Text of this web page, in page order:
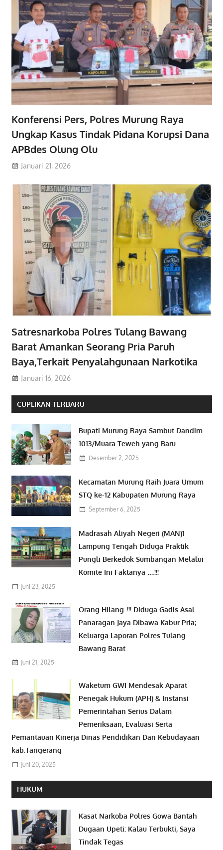
Konferensi Pers, Polres Murung Raya
Ungkap Kasus Tindak Pidana Korupsi Dana
APBdes Olung Olu
Januari 21, 2026
Satresnarkoba Polres Tulang Bawang
Barat Amankan Seorang Pria Paruh
Baya,Terkait Penyalahgunaan Narkotika
Januari 16, 2026
CUPLIKAN TERBARU
Bupati Murung Raya Sambut Dandim
1013/Muara Teweh yang Baru
Desember 2, 2025
Kecamatan Murung Raih Juara Umum
STQ ke-12 Kabupaten Murung Raya
September 6, 2025
Madrasah Aliyah Negeri (MAN)1
Lampung Tengah Diduga Praktik
Pungli Berkedok Sumbangan Melalui
Komite Ini Faktanya …!!!
Juni 23, 2025
Orang Hilang..!!! Diduga Gadis Asal
Panaragan Jaya Dibawa Kabur Pria;
Keluarga Laporan Polres Tulang
Bawang Barat
Juni 21, 2025
Waketum GWI Mendesak Aparat
Penegak Hukum (APH) & Instansi
Pemerintahan Serius Dalam
Pemeriksaan, Evaluasi Serta
Pemantauan Kinerja Dinas Pendidikan Dan Kebudayaan
kab.Tangerang
Juni 20, 2025
HUKUM
Kasat Narkoba Polres Gowa Bantah
Dugaan Upeti: Kalau Terbukti, Saya
Tindak Tegas